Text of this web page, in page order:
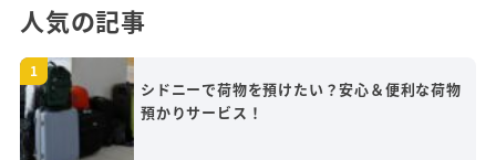
人気の記事
シドニーで荷物を預けたい？安心＆便利な荷物
預かりサービス！